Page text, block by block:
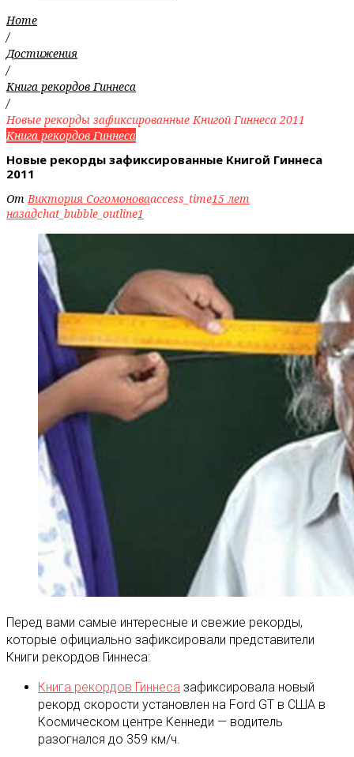
Home
/
Достижения
/
Книга рекордов Гиннеса
/
Новые рекорды зафиксированные Книгой Гиннеса 2011
Книга рекордов Гиннеса
Новые рекорды зафиксированные Книгой Гиннеса
2011
ОтВиктория Согомоноваaccess_time15 лет
назадchat_bubble_outline1
Перед вами самые интересные и свежие рекорды,
которые официально зафиксировали представители
Книги рекордов Гиннеса:
Книга рекордов Гиннеса зафиксировала новый
рекорд скорости установлен на Ford GT в США в
Космическом центре Кеннеди — водитель
разогнался до 359 км/ч.